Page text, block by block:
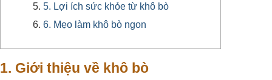
5. Lợi ích sức khỏe từ khô bò
6. Mẹo làm khô bò ngon
1. Giới thiệu về khô bò